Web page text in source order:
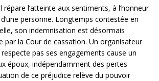
l’atteinte aux sentiments, à l’honneur
personne. Longtemps contestée en
son indemnisation est désormais
par la Cour de cassation. Un organisateur
pas ses engagements cause un
époux, indépendamment des pertes
de ce préjudice relève du pouvoir